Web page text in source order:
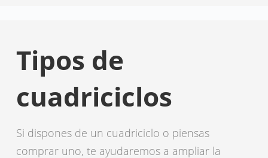
Tipos de
cuadriciclos
Si dispones de un cuadriciclo o piensas
comprar uno, te ayudaremos a ampliar la